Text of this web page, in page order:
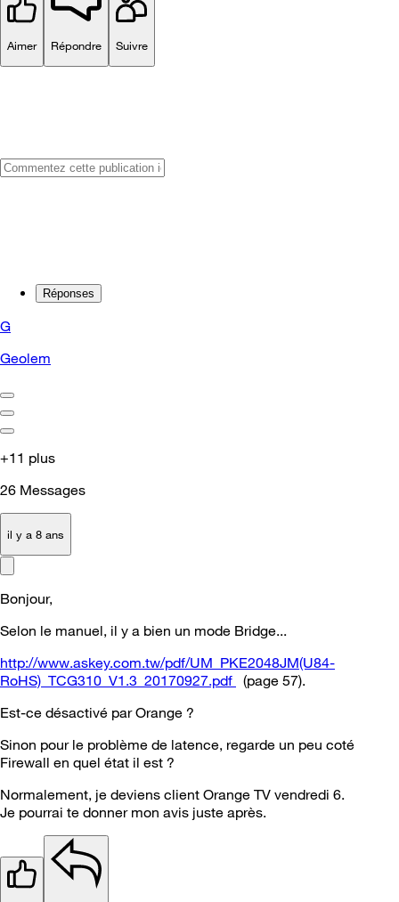
Aimer Répondre Suivre
Réponses
G
Geolem
+11 plus
26 Messages
il y a 8 ans
Bonjour,
Selon le manuel, il y a bien un mode Bridge...
http://www.askey.com.tw/pdf/UM_PKE2048JM(U84-
RoHS)_TCG310_V1.3_20170927.pdf (page 57).
Est-ce désactivé par Orange ?
Sinon pour le problème de latence, regarde un peu coté
Firewall en quel état il est ?
Normalement, je deviens client Orange TV vendredi 6.
Je pourrai te donner mon avis juste après.